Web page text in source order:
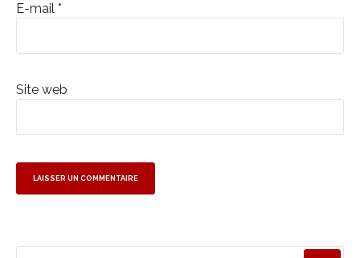
E-mail *
Site web